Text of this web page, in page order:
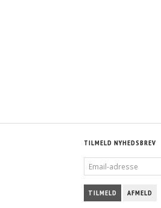
TILMELD NYHEDSBREV
ADRESSE
TILMELD AFMELD